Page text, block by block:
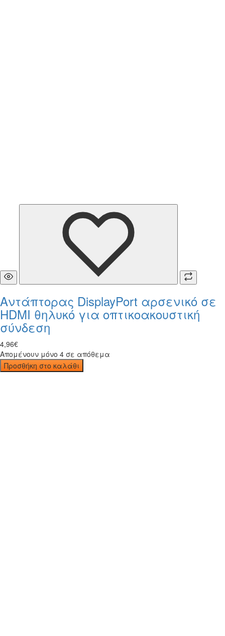
Αντάπτορας DisplayPort αρσενικό σε
HDMI θηλυκό για οπτικοακουστική
σύνδεση
4,96€
Απομένουν μόνο 4 σε απόθεμα
Προσθήκη στο καλάθι